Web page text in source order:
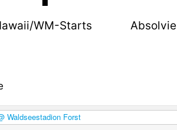
WM-Starts
Waldseestadion Forst